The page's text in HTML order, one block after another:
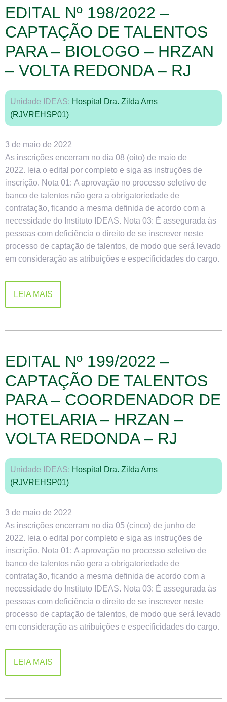
EDITAL Nº 198/2022 –
CAPTAÇÃO DE TALENTOS
PARA – BIOLOGO – HRZAN
– VOLTA REDONDA – RJ
Unidade IDEAS: Hospital Dra. Zilda Arns
(RJVREHSP01)
3 de maio de 2022
As inscrições encerram no dia 08 (oito) de maio de
2022. leia o edital por completo e siga as instruções de
inscrição. Nota 01: A aprovação no processo seletivo de
banco de talentos não gera a obrigatoriedade de
contratação, ficando a mesma definida de acordo com a
necessidade do Instituto IDEAS. Nota 03: É assegurada às
pessoas com deficiência o direito de se inscrever neste
processo de captação de talentos, de modo que será levado
em consideração as atribuições e especificidades do cargo.
LEIA MAIS
EDITAL Nº 199/2022 –
CAPTAÇÃO DE TALENTOS
PARA – COORDENADOR DE
HOTELARIA – HRZAN –
VOLTA REDONDA – RJ
Unidade IDEAS: Hospital Dra. Zilda Arns
(RJVREHSP01)
3 de maio de 2022
As inscrições encerram no dia 05 (cinco) de junho de
2022. leia o edital por completo e siga as instruções de
inscrição. Nota 01: A aprovação no processo seletivo de
banco de talentos não gera a obrigatoriedade de
contratação, ficando a mesma definida de acordo com a
necessidade do Instituto IDEAS. Nota 03: É assegurada às
pessoas com deficiência o direito de se inscrever neste
processo de captação de talentos, de modo que será levado
em consideração as atribuições e especificidades do cargo.
LEIA MAIS